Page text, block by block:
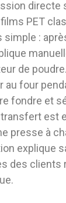
directe
PET
simple :
de
au four
fondre et
est
presse à
explique
des clients